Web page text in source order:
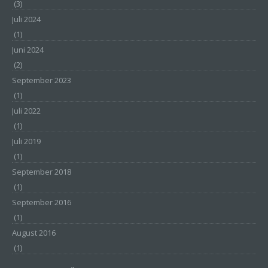
(3)
Juli 2024
(1)
Juni 2024
(2)
September 2023
(1)
Juli 2022
(1)
Juli 2019
(1)
September 2018
(1)
September 2016
(1)
August 2016
(1)
personenbezogenen Daten wie das Erheben, das
Speicherung, die Anpassung oder Veränderung, das
Auslesen, das Abfragen, die Verwendung, die
andere Form der Bereitstellung, den Abgleich oder die
Verknüpfung, die Einschränkung, das Löschen oder die
gespeicherter personenbezogener Daten mit dem Ziel,
ihre künftige Verarbeitung einzuschränken.
e) Profiling
Profiling ist jede Art der automatisierten Verarbeitung